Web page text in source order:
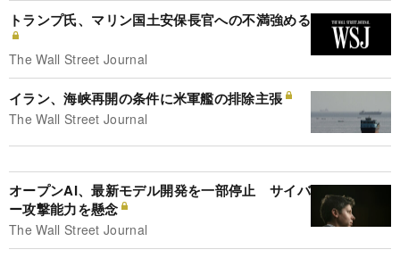
トランプ氏、マリン国土安保長官への不満強める
The Wall Street Journal
イラン、海峡再開の条件に米軍艦の排除主張
The Wall Street Journal
オープンAI、最新モデル開発を一部停止 サイバ
ー攻撃能力を懸念
The Wall Street Journal